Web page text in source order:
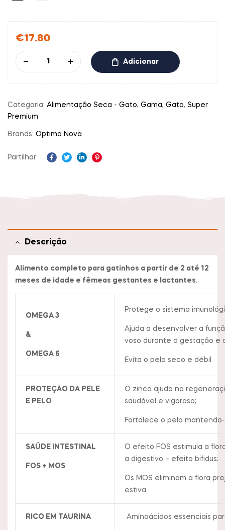
€17.80
Adicionar
Categoria: Alimentação Seca - Gato, Gama, Gato, Super
Premium
Brands: Optima Nova
Partilhar:
Descrição
Alimento completo para gatinhos a partir de 2 até 12
meses de idade e fêmeas gestantes e lactantes.
OMEGA 3
&
OMEGA 6
Protege o sistema
Ajuda a desenvolver a
voso durante a gestação e
Evita o pelo seco e débil.
PROTEÇÃO DA PELE
E PELO
O zinco ajuda na
saudável e vigoroso;
Fortalece o pelo
SAÚDE INTESTINAL
FOS + MOS
O efeito FOS estimula a
a digestivo – efeito bifidus;
Os MOS eliminam a flora
estiva.
RICO EM TAURINA Aminoácidos essenciais